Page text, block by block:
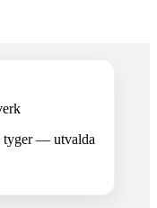
tyger — utvalda